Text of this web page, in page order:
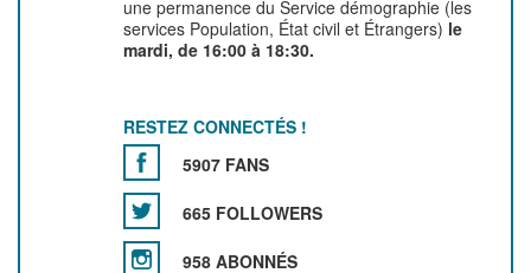
une permanence du Service démographie (les
services Population, État civil et Étrangers) le
mardi, de 16:00 à 18:30.
RESTEZ CONNECTÉS !
5907 FANS
665 FOLLOWERS
958 ABONNÉS